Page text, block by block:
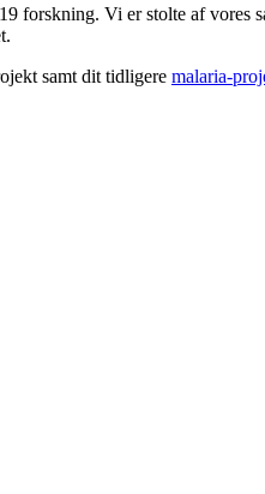
forskning. Vi er stolte af vores
samt dit tidligere malaria-